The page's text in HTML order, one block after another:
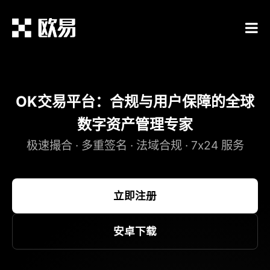
OK交易平台：合规与用户保障的全球
数字资产管理专家
极速撮合 · 多重签名 · 法域合规 · 7x24 服务
立即注册
安卓下载